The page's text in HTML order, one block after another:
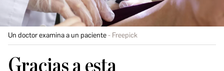
Un doctor examina a un paciente Freepick
Gracias a esta